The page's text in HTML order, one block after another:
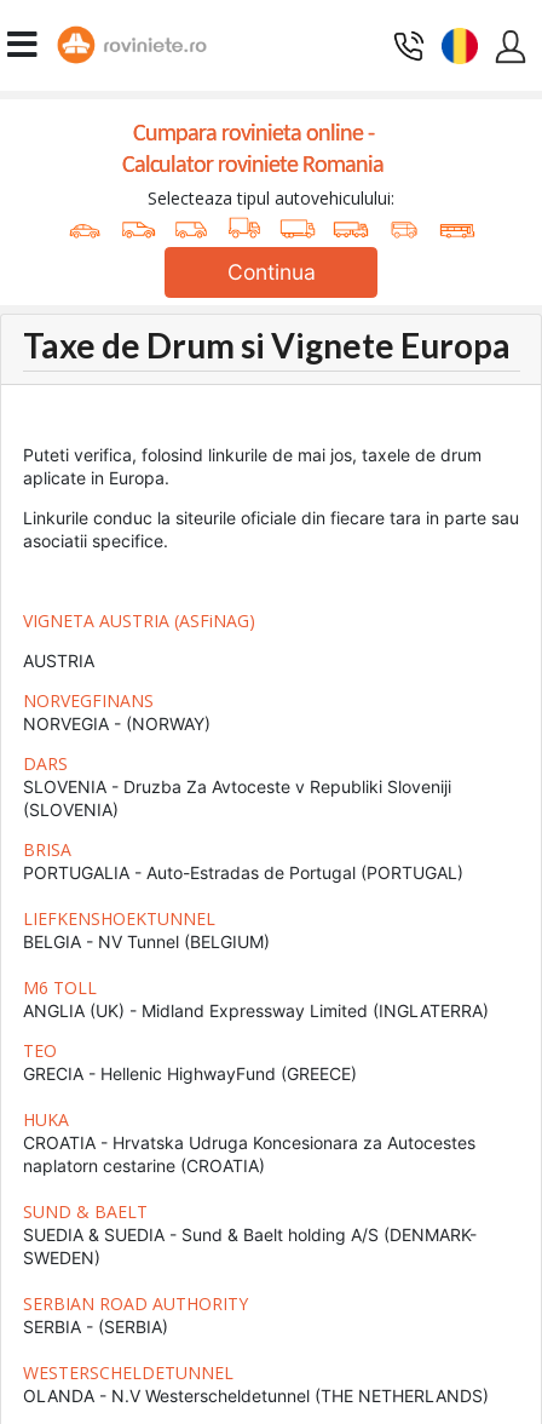
Cumpara rovinieta online -
Calculator roviniete Romania
Selecteaza tipul autovehiculului:
Continua
Taxe de Drum si Vignete Europa
Puteti verifica, folosind linkurile de mai jos, taxele de drum
aplicate in Europa.
Linkurile conduc la siteurile oficiale din fiecare tara in parte sau
asociatii specifice.
VIGNETA AUSTRIA (ASFiNAG)
AUSTRIA
NORVEGFINANS
NORVEGIA - (NORWAY)
DARS
SLOVENIA - Druzba Za Avtoceste v Republiki Sloveniji
(SLOVENIA)
BRISA
PORTUGALIA - Auto-Estradas de Portugal (PORTUGAL)
LIEFKENSHOEKTUNNEL
BELGIA - NV Tunnel (BELGIUM)
M6 TOLL
ANGLIA (UK) - Midland Expressway Limited (INGLATERRA)
TEO
GRECIA - Hellenic HighwayFund (GREECE)
HUKA
CROATIA - Hrvatska Udruga Koncesionara za Autocestes
naplatorn cestarine (CROATIA)
SUND & BAELT
SUEDIA & SUEDIA - Sund & Baelt holding A/S (DENMARK-
SWEDEN)
SERBIAN ROAD AUTHORITY
SERBIA - (SERBIA)
WESTERSCHELDETUNNEL
OLANDA - N.V Westerscheldetunnel (THE NETHERLANDS)